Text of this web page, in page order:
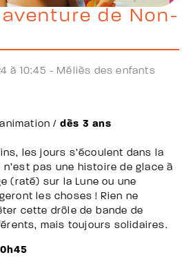
aventure de Non-
à 10:45 - Méliès des enfants
animation / dès 3 ans
les jours s’écoulent dans la
pas une histoire de glace à
(raté) sur la Lune ou une
les choses ! Rien ne
cette drôle de bande de
mais toujours solidaires.